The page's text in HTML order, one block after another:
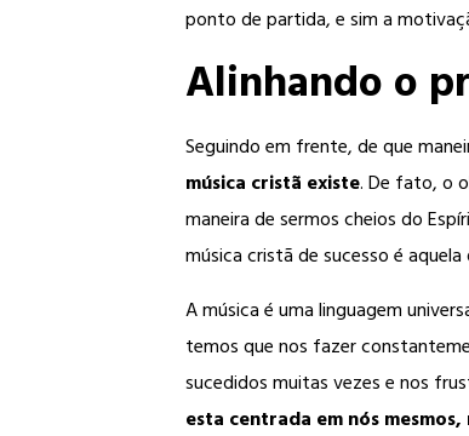
ponto de partida, e sim a
Alinhando o
Seguindo em frente, de que
música cristã existe. De fato, o
maneira de sermos cheios do
música cristã de sucesso é
A música é uma linguagem
temos que nos fazer
sucedidos muitas vezes e nos
esta centrada em nós